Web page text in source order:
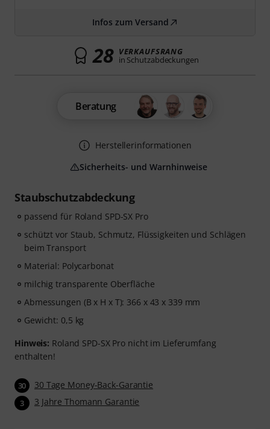
Staubschutzabdeckung
passend für Roland SPD-SX Pro
schützt vor Staub, Schmutz, Flüssigkeiten und Schlägen
beim Transport
Material: Polycarbonat
milchig transparente Oberfläche
Abmessungen (B x H x T): 366 x 43 x 339 mm
Gewicht: 0,5 kg
Hinweis: Roland SPD-SX Pro nicht im Lieferumfang
enthalten!
30 30 Tage Money-Back-Garantie
3 3 Jahre Thomann Garantie
Infos zum Versand
28 VERKAUFSRANG
in Schutzabdeckungen
Beratung
Herstellerinformationen
Sicherheits- und Warnhinweise